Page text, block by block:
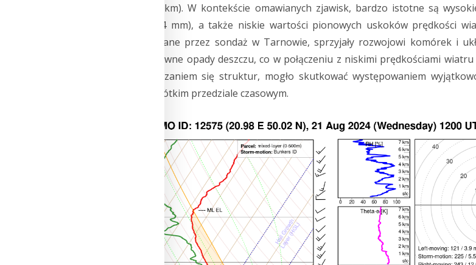
0-1 km równe 10,9 K/km). W kontekście omawianych zjawisk, bardzo istotne są
Precipitable Water (44 mm), a także niskie wartości pionowych uskoków prędkości
Warunki reprezentowane przez sondaż w Tarnowie, sprzyjały rozwojowi komórek i
przynoszących intensywne opady deszczu, co w połączeniu z niskimi prędkościami
powolnym przemieszczaniem się struktur, mogło skutkować występowaniem
atmosferycznego w krótkim przedziale czasowym.